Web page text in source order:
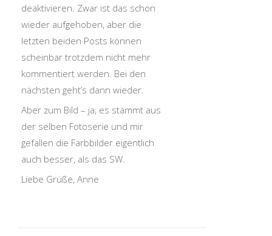
deaktivieren. Zwar ist das schon
wieder aufgehoben, aber die
letzten beiden Posts können
scheinbar trotzdem nicht mehr
kommentiert werden. Bei den
nächsten geht’s dann wieder.
Aber zum Bild – ja, es stammt aus
der selben Fotoserie und mir
gefallen die Farbbilder eigentlich
auch besser, als das SW.
Liebe Grüße, Anne